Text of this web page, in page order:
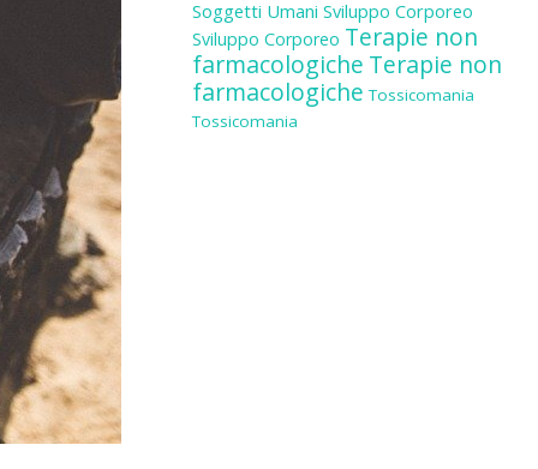
Soggetti Umani Sviluppo Corporeo
Sviluppo Corporeo Terapie non
farmacologiche Terapie non
farmacologiche Tossicomania
Tossicomania